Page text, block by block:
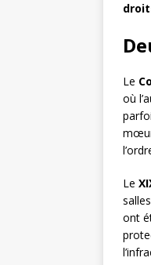
Le
où
Le
ont